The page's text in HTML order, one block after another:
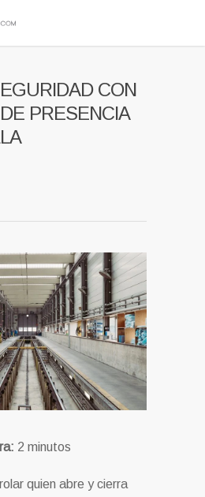
CON
PRESENCIA
2 minutos
quien abre y cierra